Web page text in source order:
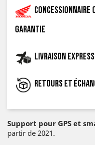
garantie
Livraison
Retours et
Support pour GPS et
partir de 2021.